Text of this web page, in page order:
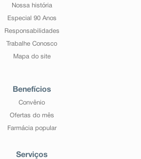
Nossa história
Especial 90 Anos
Responsabilidades
Trabalhe Conosco
Mapa do site
Benefícios
Convênio
Ofertas do mês
Farmácia popular
Serviços